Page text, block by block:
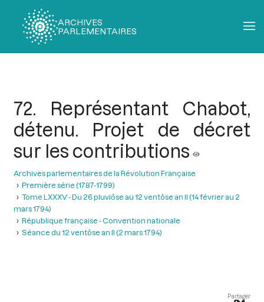
ARCHIVES
PARLEMENTAIRES
72. Représentant Chabot,
détenu. Projet de décret
sur les contributions
Archives parlementaires de la Révolution Française
Première série (1787-1799)
Tome LXXXV - Du 26 pluviôse au 12 ventôse an II (14 février au 2
mars 1794)
République française - Convention nationale
Séance du 12 ventôse an II (2 mars 1794)
Partager